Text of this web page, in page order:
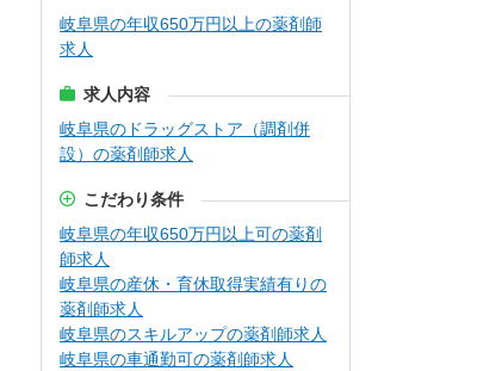
岐阜県の年収650万円以上の薬剤師
求人
求人内容
岐阜県のドラッグストア（調剤併
設）の薬剤師求人
こだわり条件
岐阜県の年収650万円以上可の薬剤
師求人
岐阜県の産休・育休取得実績有りの
薬剤師求人
岐阜県のスキルアップの薬剤師求人
岐阜県の車通勤可の薬剤師求人